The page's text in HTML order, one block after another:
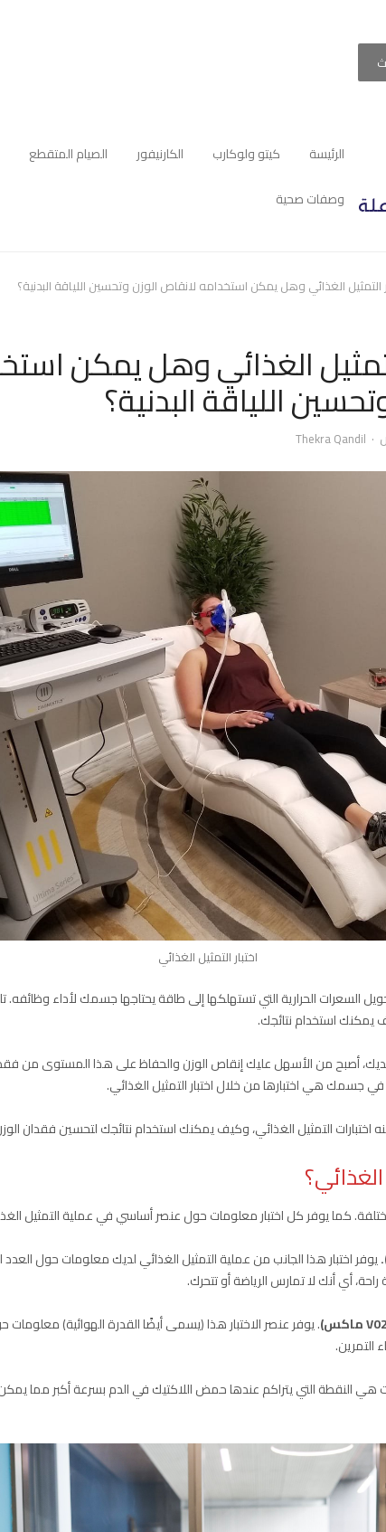
الرئيسة كيتو ولوكارب الكارنيفور الصيام المتقطع
وصفات صحية
التمثيل الغذائي وهل يمكن استخدامه لانقاص الوزن وتحسين اللياقة البدنية؟
الغذائي وهل يمكن
اللياقة البدنية؟
Author
Thekra Qandil
اختبار التمثيل الغذائي
السعرات الحرارية التي تستهلكها إلى طاقة يحتاجها جسمك لأداء وظائفه.
يمكنك استخدام نتائجك.
لديك، أصبح من الأسهل عليك إنقاص الوزن والحفاظ على هذا المستوى من
جسمك هي اختبارها من خلال اختبار التمثيل الغذائي.
التمثيل الغذائي، وكيف يمكنك استخدام نتائجك لتحسين فقدان الوزن
كما يوفر كل اختبار معلومات حول عنصر أساسي في عملية التمثيل
يوفر اختبار هذا الجانب من عملية التمثيل الغذائي لديك معلومات حول العدد
أي أنك لا تمارس الرياضة أو تتحرك.
. يوفر عنصر الاختبار هذا (يسمى أيضًا القدرة الهوائية)
التمرين.
هي النقطة التي يتراكم عندها حمض اللاكتيك في الدم بسرعة أكبر مما يمكن